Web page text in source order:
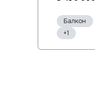
Балкон
+1
Вид на улицу